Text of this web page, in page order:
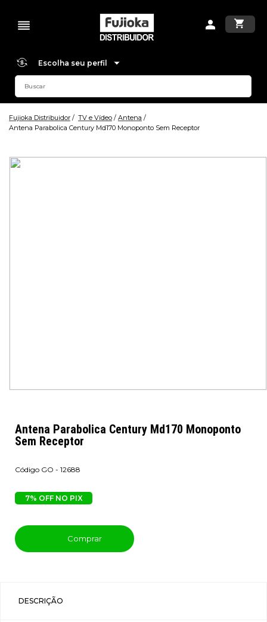
Escolha seu perfil
Fujioka Distribuidor TV e Vídeo
Antena
Antena Parabolica Century Md170 Monoponto Sem Receptor
Antena Parabolica Century Md170 Monoponto
Sem Receptor
GO - 12688
7% OFF NO PIX
Comprar
DESCRIÇÃO